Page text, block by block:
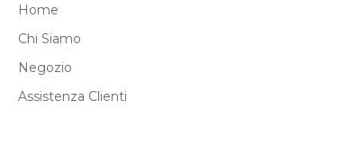
Home
Chi Siamo
Negozio
Assistenza Clienti